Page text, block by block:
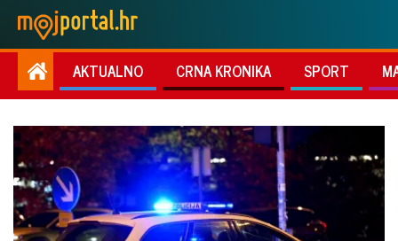
AKTUALNO CRNA KRONIKA SPORT